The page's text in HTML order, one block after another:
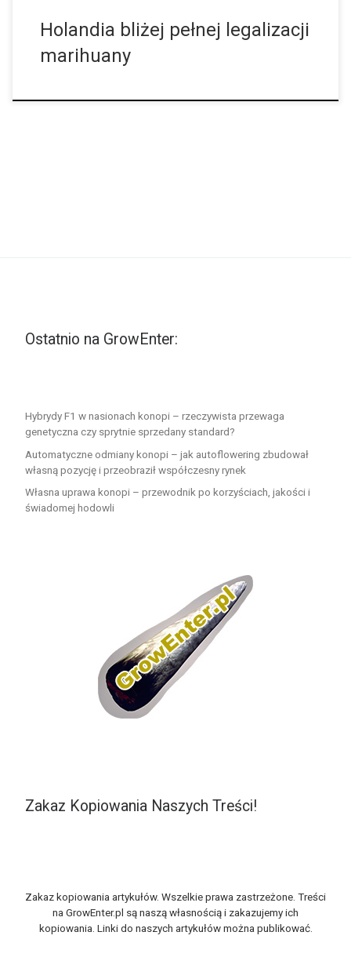
Holandia bliżej pełnej legalizacji
marihuany
Ostatnio na GrowEnter:
Hybrydy F1 w nasionach konopi – rzeczywista przewaga
genetyczna czy sprytnie sprzedany standard?
Automatyczne odmiany konopi – jak autoflowering zbudował
własną pozycję i przeobraził współczesny rynek
Własna uprawa konopi – przewodnik po korzyściach, jakości i
świadomej hodowli
Zakaz Kopiowania Naszych Treści!
Zakaz kopiowania artykułów. Wszelkie prawa zastrzeżone. Treści
na GrowEnter.pl są naszą własnością i zakazujemy ich
kopiowania. Linki do naszych artykułów można publikować.